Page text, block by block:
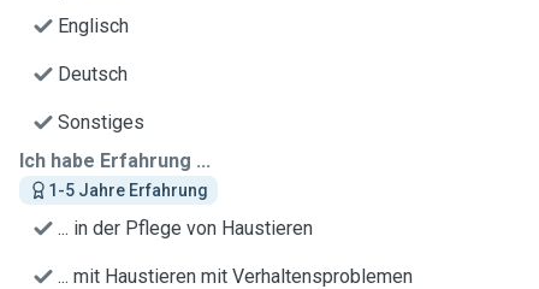
Englisch
Deutsch
Sonstiges
Ich habe Erfahrung ...
1-5 Jahre Erfahrung
... in der Pflege von Haustieren
... mit Haustieren mit Verhaltensproblemen